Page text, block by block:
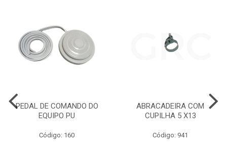
PEDAL DE COMANDO DO
EQUIPO PU
Código: 160
ABRACADEIRA COM
CUPILHA 5 X13
Código: 941